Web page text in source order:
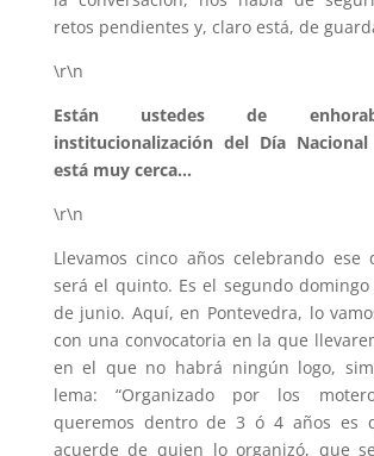
retos pendientes y, claro está, de
\r\n
Están ustedes de
institucionalización del Día
está muy cerca…
\r\n
Llevamos cinco años celebrando ese
será el quinto. Es el segundo domingo
de junio. Aquí, en Pontevedra, lo
con una convocatoria en la que
en el que no habrá ningún logo,
lema: “Organizado por los
queremos dentro de 3 ó 4 años es
acuerde de quien lo organizó, que